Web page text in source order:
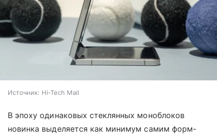
Источник: Hi-Tech Mail
В эпоху одинаковых стеклянных моноблоков
новинка выделяется как минимум самим форм-